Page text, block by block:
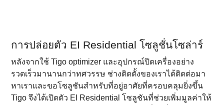
การปล่อยตัว EI Residential โซลูชั่นโซล่าร์
หลังจากใช้ Tigo optimizer และอุปกรณ์ปิดเครื่องอย่าง
รวดเร็วมานานกว่าทศวรรษ ช่างติดตั้งของเราได้ติดต่อมา
หาเราและขอโซลูชันสำหรับที่อยู่อาศัยที่ครอบคลุมยิ่งขึ้น
Tigo จึงได้เปิดตัว EI Residential โซลูชันที่ช่วยเพิ่มมูลค่าให้